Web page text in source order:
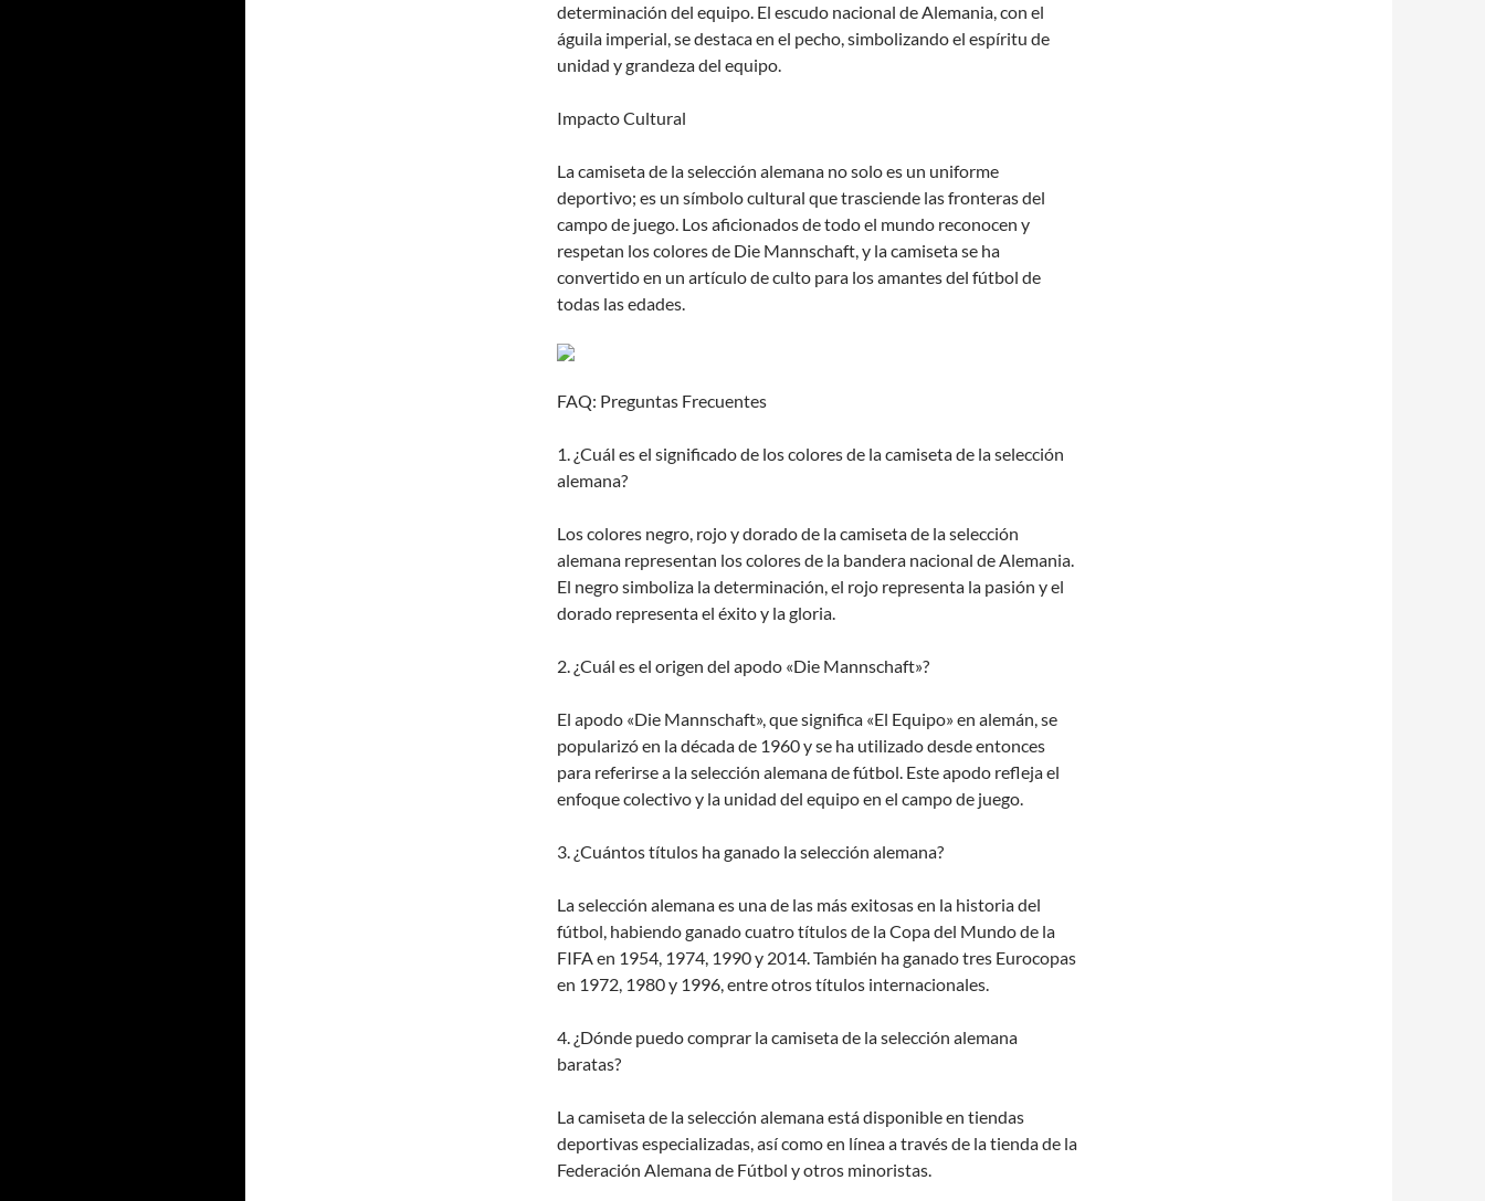
determinación del equipo. El escudo nacional de Alemania, con el
águila imperial, se destaca en el pecho, simbolizando el espíritu de
unidad y grandeza del equipo.
Impacto Cultural
La camiseta de la selección alemana no solo es un uniforme
deportivo; es un símbolo cultural que trasciende las fronteras del
campo de juego. Los aficionados de todo el mundo reconocen y
respetan los colores de Die Mannschaft, y la camiseta se ha
convertido en un artículo de culto para los amantes del fútbol de
todas las edades.
FAQ: Preguntas Frecuentes
1. ¿Cuál es el significado de los colores de la camiseta de la selección
alemana?
Los colores negro, rojo y dorado de la camiseta de la selección
alemana representan los colores de la bandera nacional de Alemania.
El negro simboliza la determinación, el rojo representa la pasión y el
dorado representa el éxito y la gloria.
2. ¿Cuál es el origen del apodo «Die Mannschaft»?
El apodo «Die Mannschaft», que significa «El Equipo» en alemán, se
popularizó en la década de 1960 y se ha utilizado desde entonces
para referirse a la selección alemana de fútbol. Este apodo refleja el
enfoque colectivo y la unidad del equipo en el campo de juego.
3. ¿Cuántos títulos ha ganado la selección alemana?
La selección alemana es una de las más exitosas en la historia del
fútbol, habiendo ganado cuatro títulos de la Copa del Mundo de la
FIFA en 1954, 1974, 1990 y 2014. También ha ganado tres Eurocopas
en 1972, 1980 y 1996, entre otros títulos internacionales.
4. ¿Dónde puedo comprar la camiseta de la selección alemana
baratas?
La camiseta de la selección alemana está disponible en tiendas
deportivas especializadas, así como en línea a través de la tienda de la
Federación Alemana de Fútbol y otros minoristas.